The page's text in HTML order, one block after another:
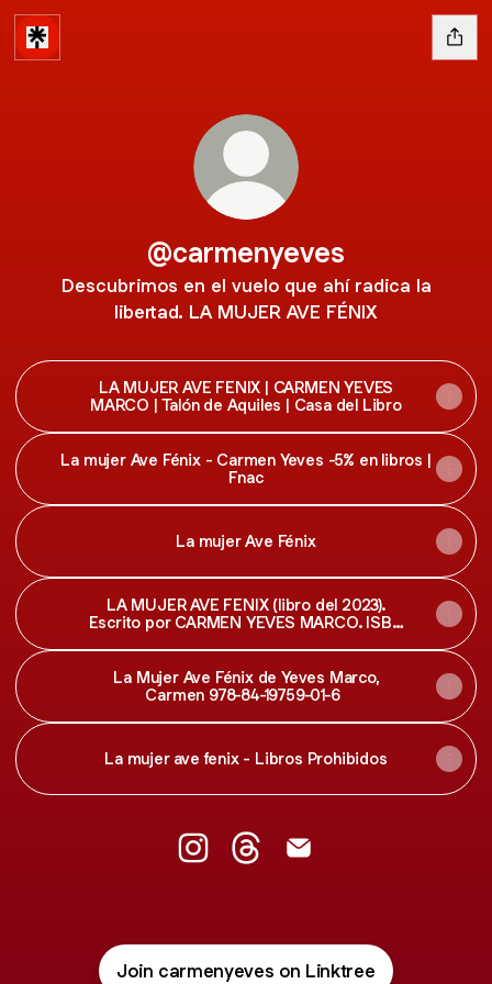
@carmenyeves
Descubrimos en el vuelo que ahí radica la
libertad. LA MUJER AVE FÉNIX
LA MUJER AVE FENIX | CARMEN YEVES
MARCO | Talón de Aquiles | Casa del Libro
La mujer Ave Fénix - Carmen Yeves -5% en libros |
Fnac
La mujer Ave Fénix
LA MUJER AVE FENIX (libro del 2023).
Escrito por CARMEN YEVES MARCO. ISBN
La Mujer Ave Fénix de Yeves Marco,
Carmen 978-84-19759-01-6
La mujer ave fenix - Libros Prohibidos
Join carmenyeves on Linktree